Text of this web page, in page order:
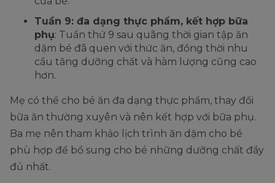
Tuần 9: đa dạng thực phẩm, kết hợp bữa
phụ: Tuần thứ 9 sau quãng thời gian tập ăn
dặm bé đã quen với thức ăn, đồng thời nhu
cầu tăng dưỡng chất và hàm lượng cũng cao
hơn.
Mẹ có thể cho bé ăn đa dạng thực phẩm, thay đổi
bữa ăn thường xuyên và nên kết hợp với bữa phụ.
Ba mẹ nên tham khảo lịch trình ăn dặm cho bé
phù hợp để bổ sung cho bé những dưỡng chất đầy
đủ nhất.